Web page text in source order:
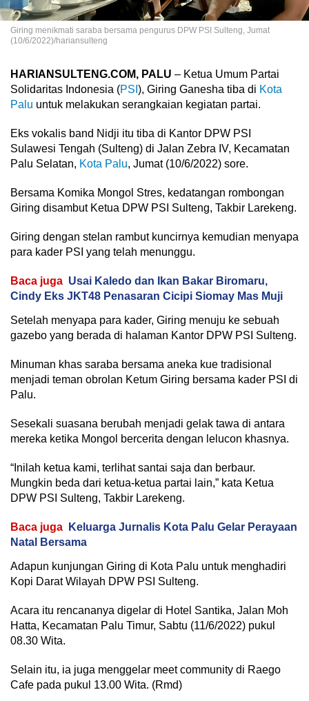
Giring menikmati saraba bersama pengurus DPW PSI Sulteng, Jumat
(10/6/2022)/hariansulteng
HARIANSULTENG.COM, PALU – Ketua Umum Partai
Solidaritas Indonesia (PSI ), Giring Ganesha tiba di Kota
Palu untuk melakukan serangkaian kegiatan partai.
Eks vokalis band Nidji itu tiba di Kantor DPW PSI
Sulawesi Tengah (Sulteng) di Jalan Zebra IV, Kecamatan
Palu Selatan, Kota Palu, Jumat (10/6/2022) sore.
Bersama Komika Mongol Stres, kedatangan rombongan
Giring disambut Ketua DPW PSI Sulteng, Takbir Larekeng.
Giring dengan stelan rambut kuncirnya kemudian menyapa
para kader PSI yang telah menunggu.
Baca juga Usai Kaledo dan Ikan Bakar Biromaru,
Cindy Eks JKT48 Penasaran Cicipi Siomay Mas Muji
Setelah menyapa para kader, Giring menuju ke sebuah
gazebo yang berada di halaman Kantor DPW PSI Sulteng.
Minuman khas saraba bersama aneka kue tradisional
menjadi teman obrolan Ketum Giring bersama kader PSI di
Palu.
Sesekali suasana berubah menjadi gelak tawa di antara
mereka ketika Mongol bercerita dengan lelucon khasnya.
“Inilah ketua kami, terlihat santai saja dan berbaur.
Mungkin beda dari ketua-ketua partai lain,” kata Ketua
DPW PSI Sulteng, Takbir Larekeng.
Baca juga
Keluarga Jurnalis Kota Palu Gelar Perayaan
Natal Bersama
Adapun kunjungan Giring di Kota Palu untuk menghadiri
Kopi Darat Wilayah DPW PSI Sulteng.
Acara itu rencananya digelar di Hotel Santika, Jalan Moh
Hatta, Kecamatan Palu Timur, Sabtu (11/6/2022) pukul
08.30 Wita.
Selain itu, ia juga menggelar meet community di Raego
Cafe pada pukul 13.00 Wita. (Rmd)